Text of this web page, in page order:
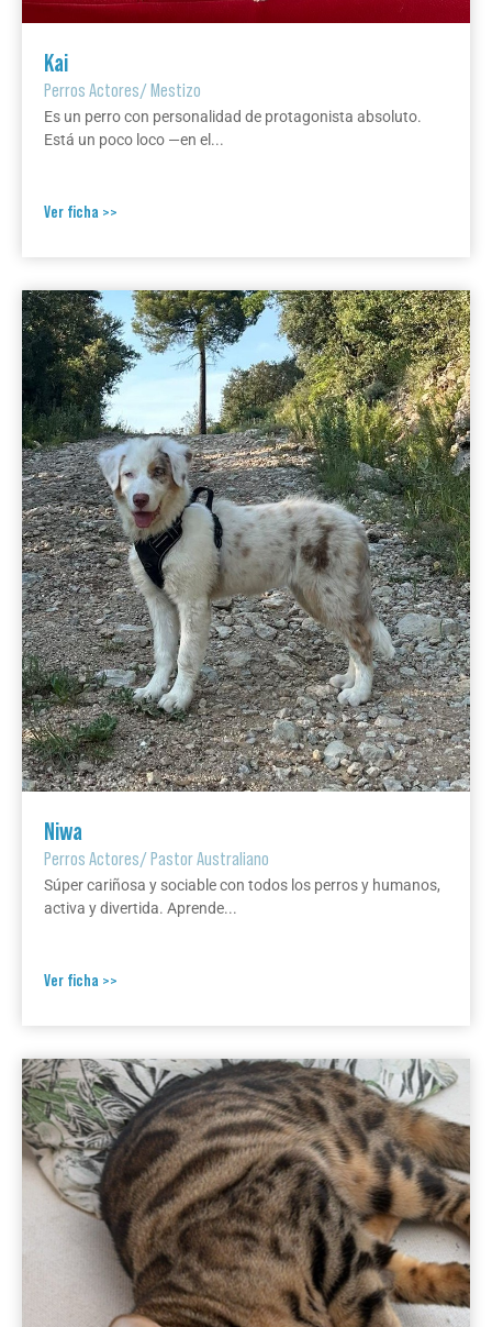
Kai
Perros Actores/Mestizo
Es un perro con personalidad de protagonista absoluto.
Está un poco loco —en el...
Ver ficha >>
Niwa
Perros Actores/Pastor Australiano
Súper cariñosa y sociable con todos los perros y humanos,
activa y divertida. Aprende...
Ver ficha >>